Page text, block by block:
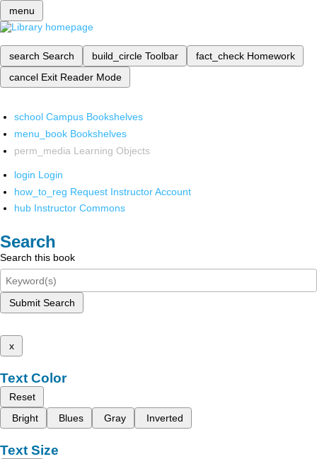
menu
search Search build_circle Toolbar fact_check Homework
cancel Exit Reader Mode
school Campus Bookshelves
menu_book Bookshelves
perm_media Learning Objects
login Login
how_to_reg Request Instructor Account
hub Instructor Commons
Search
Search this book
Submit Search
x
Text Color
Reset
Bright
Blues Gray Inverted
Text Size